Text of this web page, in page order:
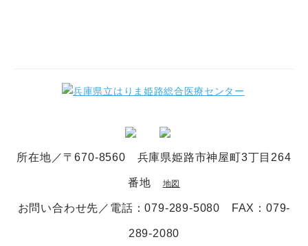
所在地／〒670-8560 兵庫県姫路市神屋町3丁目264
番地 地図
お問い合わせ先／電話 ：079-289-5080 FAX：079-
289-2080